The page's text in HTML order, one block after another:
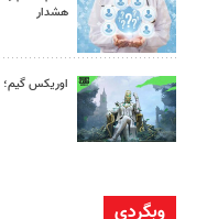
هشدار
اوریکس
وبگردی